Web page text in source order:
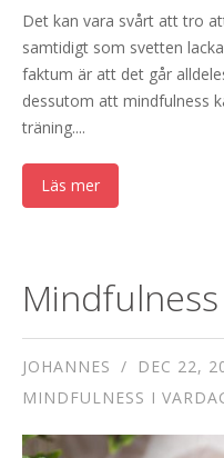
Det kan vara svårt att tro
samtidigt som svetten
faktum är att det går
dessutom att mindfulness
träning....
Läs mer
JOHANNES
DEC 22,
MINDFULNESS I